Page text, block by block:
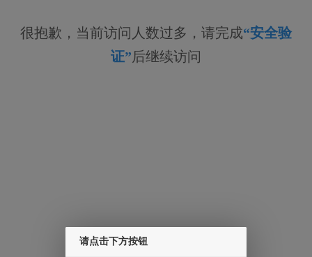
很抱歉，当前访问人数过多，请完成“安全验
证”后继续访问
请点击下方按钮